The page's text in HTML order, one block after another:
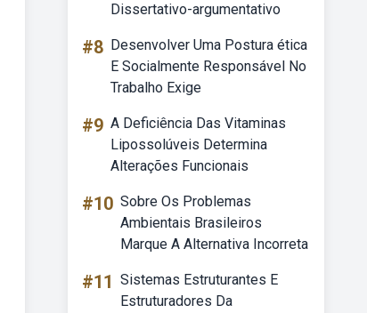
Dissertativo-argumentativo
#8 Desenvolver Uma Postura ética
E Socialmente Responsável No
Trabalho Exige
#9 A Deficiência Das Vitaminas
Lipossolúveis Determina
Alterações Funcionais
#10 Sobre Os Problemas
Ambientais Brasileiros
Marque A Alternativa Incorreta
#11 Sistemas Estruturantes E
Estruturadores Da